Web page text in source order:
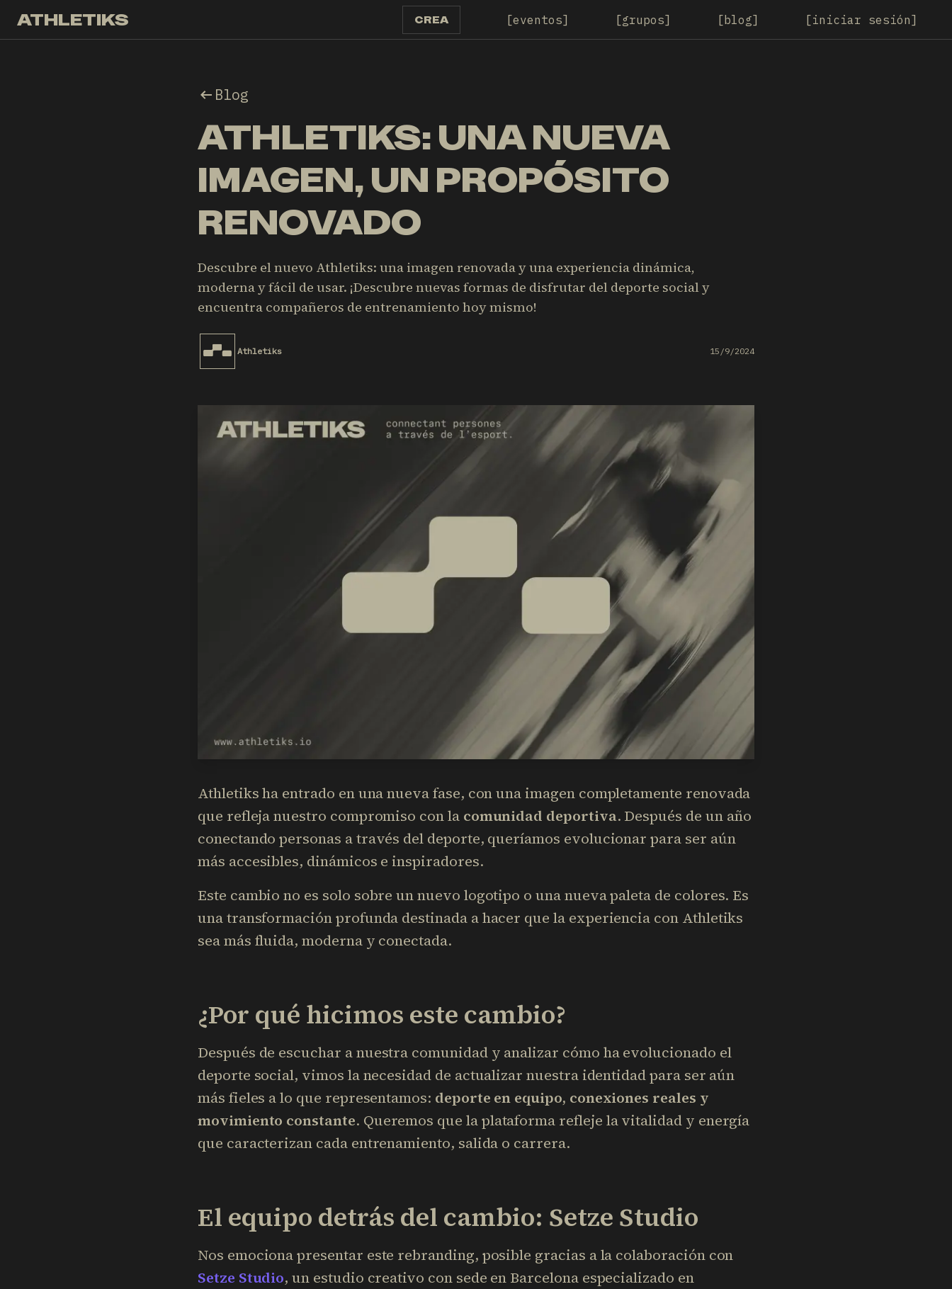
ATHLETIKS CREA eventos grupos blog iniciar sesión
Blog
ATHLETIKS: UNA NUEVA
IMAGEN, UN PROPÓSITO
RENOVADO
Descubre el nuevo Athletiks: una imagen renovada y una experiencia dinámica,
moderna y fácil de usar. ¡Descubre nuevas formas de disfrutar del deporte social y
encuentra compañeros de entrenamiento hoy mismo!
Athletiks 15/9/2024
Athletiks ha entrado en una nueva fase, con una imagen completamente renovada
que refleja nuestro compromiso con la comunidad deportiva. Después de un año
conectando personas a través del deporte, queríamos evolucionar para ser aún
más accesibles, dinámicos e inspiradores.
Este cambio no es solo sobre un nuevo logotipo o una nueva paleta de colores. Es
una transformación profunda destinada a hacer que la experiencia con Athletiks
sea más fluida, moderna y conectada.
¿Por qué hicimos este cambio?
Después de escuchar a nuestra comunidad y analizar cómo ha evolucionado el
deporte social, vimos la necesidad de actualizar nuestra identidad para ser aún
más fieles a lo que representamos: deporte en equipo, conexiones reales y
movimiento constante. Queremos que la plataforma refleje la vitalidad y energía
que caracterizan cada entrenamiento, salida o carrera.
El equipo detrás del cambio: Setze Studio
Nos emociona presentar este rebranding, posible gracias a la colaboración con
Setze Studio, un estudio creativo con sede en Barcelona especializado en